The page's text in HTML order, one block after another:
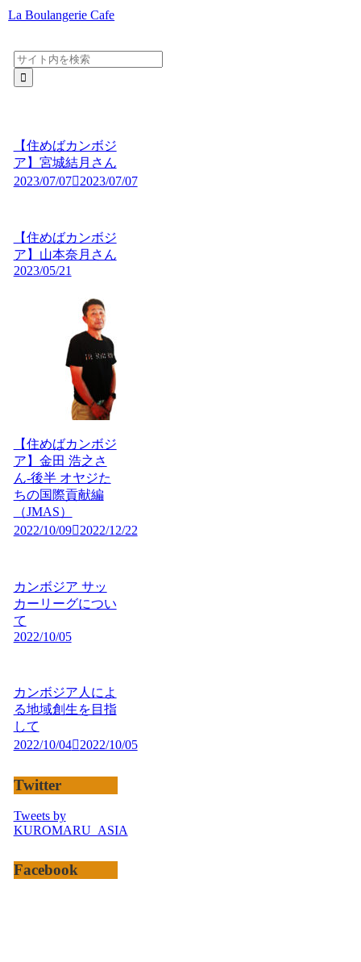
La Boulangerie Cafe
【住めばカンボジ
ア】宮城結月さん
2023/07/07
2023/07/07
【住めばカンボジ
ア】山本奈月さん
2023/05/21
【住めばカンボジ
ア】金田 浩之さ
ん-後半 オヤジた
ちの国際貢献編
（JMAS）
2022/10/09
2022/12/22
カンボジア サッ
カーリーグについ
て
2022/10/05
カンボジア人によ
る地域創生を目指
して
2022/10/04
2022/10/05
Twitter
Tweets by
KUROMARU_ASIA
Facebook